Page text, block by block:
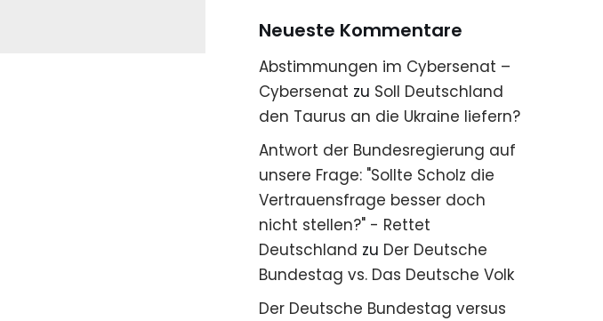
Neueste Kommentare
Abstimmungen im Cybersenat –
Cybersenat zu Soll Deutschland
den Taurus an die Ukraine liefern?
Antwort der Bundesregierung auf
unsere Frage: "Sollte Scholz die
Vertrauensfrage besser doch
nicht stellen?" - Rettet
Deutschland zu Der Deutsche
Bundestag vs. Das Deutsche Volk
Der Deutsche Bundestag versus